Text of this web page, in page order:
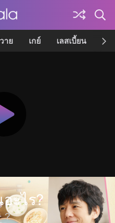
าย เกย์ เลสเบี้ยน เค
ะไร?
？